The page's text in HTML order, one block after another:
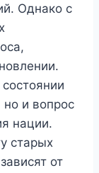
Однако с
и вопрос
нации.
старых
от